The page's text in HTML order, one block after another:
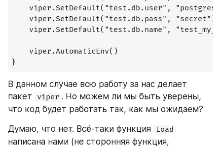
}
В данном случае всю работу за нас делает
пакет
viper . Но можем ли мы быть уверены,
что код будет работать так, как мы ожидаем?
Думаю, что нет. Всё-таки функция
Load
написана нами (не сторонняя функция,